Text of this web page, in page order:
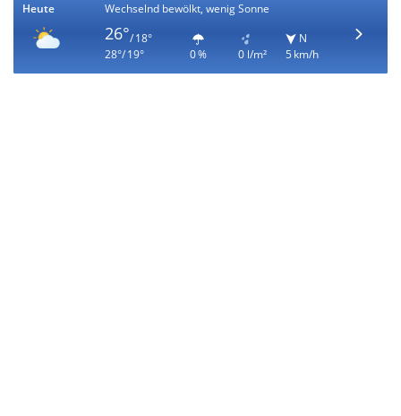
Heute Wechselnd bewölkt, wenig Sonne
26°/ 18°
28°/ 19°
0 % 0 l/m²
N
5 km/h